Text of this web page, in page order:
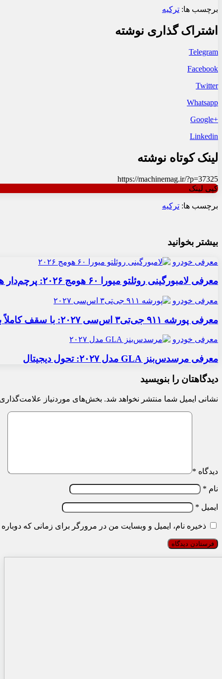
برچسب ها: ترکیه
اشتراک گذاری نوشته
Telegram
Facebook
Twitter
Whatsapp
+Google
Linkedin
لینک کوتاه نوشته
https://machinemag.ir/?p=37325
کپی لینک
برچسب ها: ترکیه
بیشتر بخوانید
معرفی خودرو
معرفی لامبورگینی روئلتو میورا ۶۰ هومج ۲۰۲۶: پرچم‌دار هیبریدی
معرفی خودرو
معرفی پورشه ۹۱۱ جی‌تی۳ اس‌سی ۲۰۲۷: با سقف کاملاً برقی
معرفی خودرو
معرفی مرسدس‌بنز GLA مدل ۲۰۲۷: تحول دیجیتال
دیدگاهتان را بنویسید
نشانی ایمیل شما منتشر نخواهد شد. بخش‌های موردنیاز
دیدگاه *
نام *
ایمیل *
ذخیره نام، ایمیل و وبسایت من در مرورگر برای زمانی که